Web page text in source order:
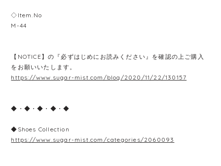
◇Item.No
M-44
【NOTICE】の『必ずはじめにお読みください』を確認の上ご購入
をお願いいたします。
https://www.sugar-mist.com/blog/2020/11/22/130157
◆・◆・◆・◆・◆
◆Shoes Collection
https://www.sugar-mist.com/categories/2060093